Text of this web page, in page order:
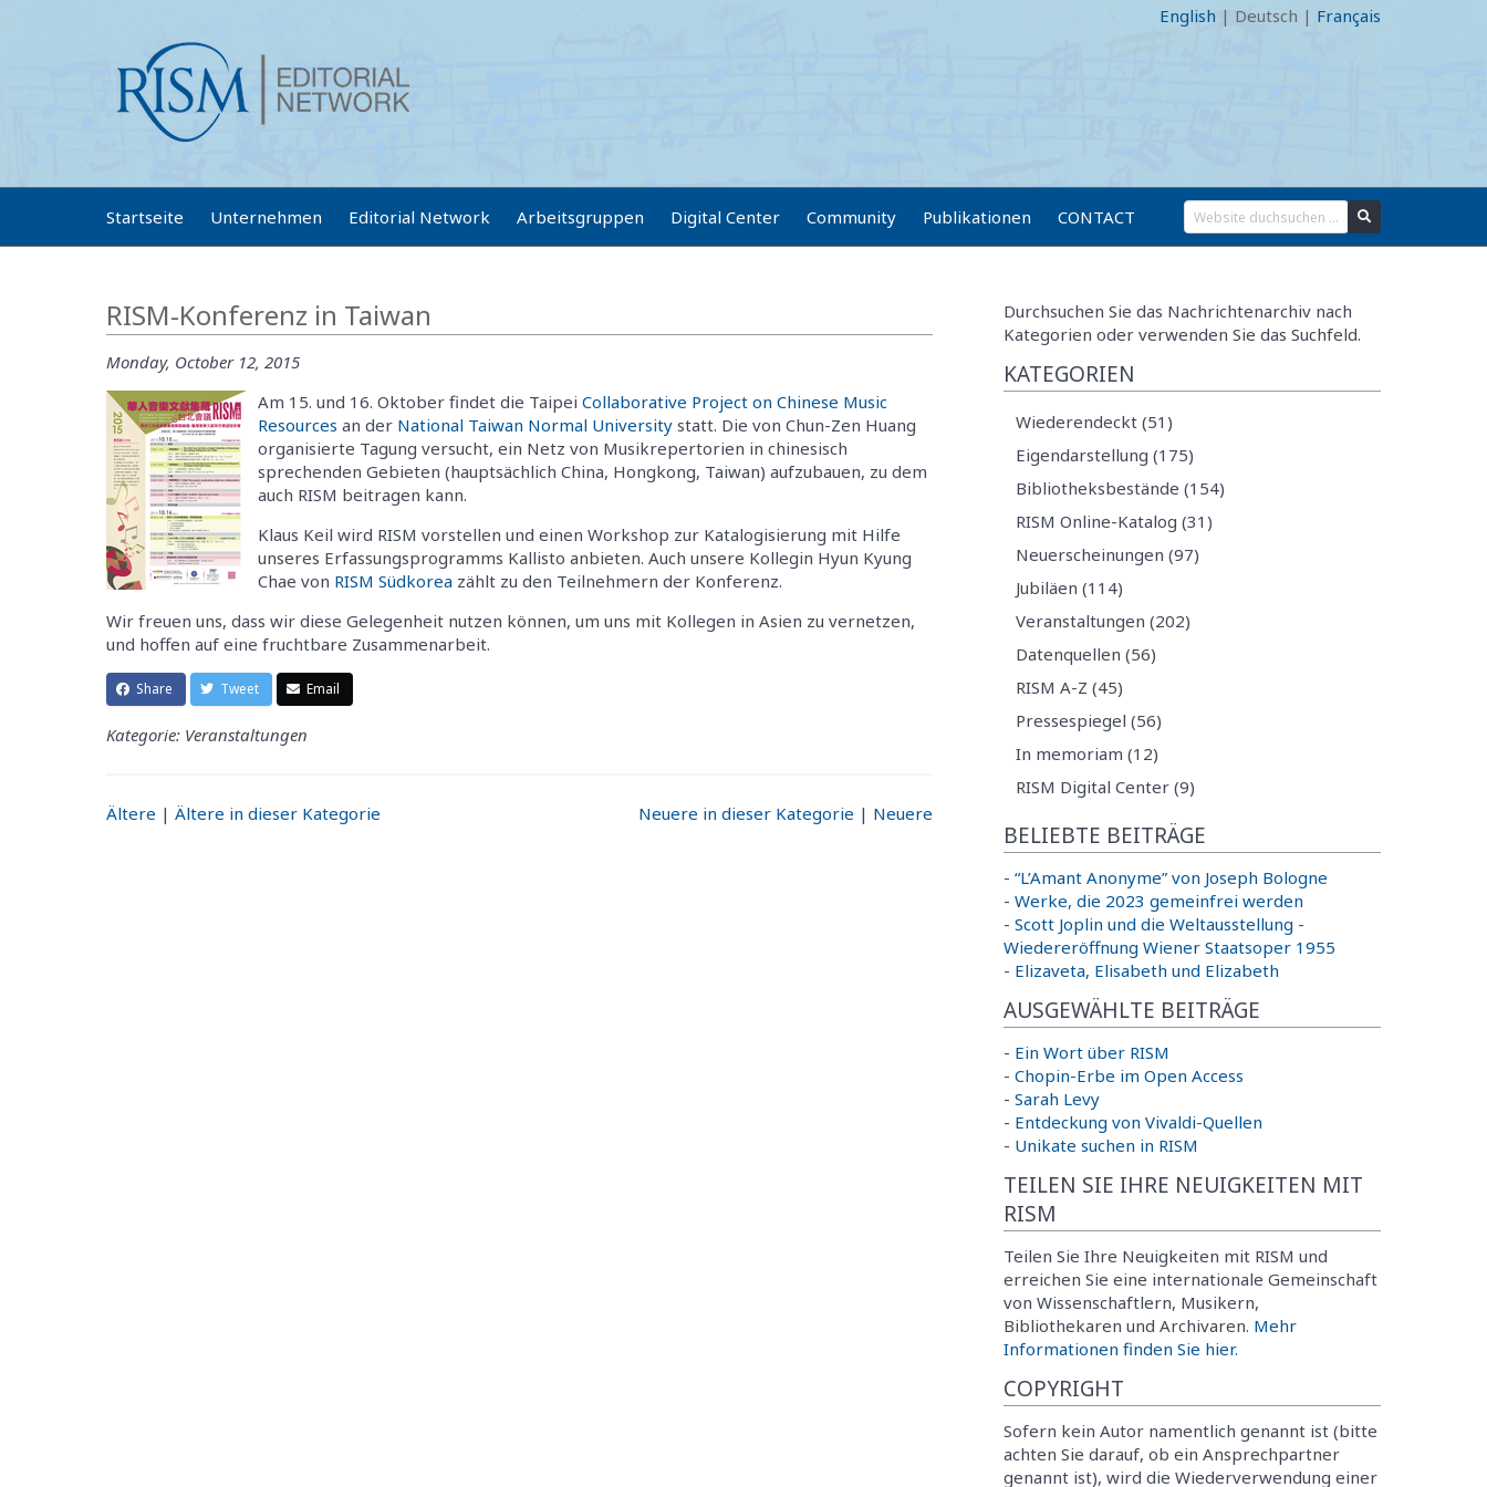
English | Deutsch | Français
Startseite Unternehmen Editorial Network Arbeitsgruppen Digital Center Community Publikationen CONTACT
RISM-Konferenz in Taiwan
Monday, October 12, 2015
Am 15. und 16. Oktober findet die Taipei Collaborative Project on Chinese Music
Resources an der National Taiwan Normal University statt. Die von Chun-Zen Huang
organisierte Tagung versucht, ein Netz von Musikrepertorien in chinesisch
sprechenden Gebieten (hauptsächlich China, Hongkong, Taiwan) aufzubauen, zu dem
auch RISM beitragen kann.
Klaus Keil wird RISM vorstellen und einen Workshop zur Katalogisierung mit Hilfe
unseres Erfassungsprogramms Kallisto anbieten. Auch unsere Kollegin Hyun Kyung
Chae von RISM Südkorea zählt zu den Teilnehmern der Konferenz.
Wir freuen uns, dass wir diese Gelegenheit nutzen können, um uns mit Kollegen in Asien zu vernetzen,
und hoffen auf eine fruchtbare Zusammenarbeit.
Share Tweet Email
Kategorie: Veranstaltungen
Ältere | Ältere in dieser Kategorie Neuere in dieser Kategorie | Neuere
Durchsuchen Sie das Nachrichtenarchiv nach
Kategorien oder verwenden Sie das Suchfeld.
KATEGORIEN
Wiederendeckt (51)
Eigendarstellung (175)
Bibliotheksbestände (154)
RISM Online-Katalog (31)
Neuerscheinungen (97)
Jubiläen (114)
Veranstaltungen (202)
Datenquellen (56)
RISM A-Z (45)
Pressespiegel (56)
In memoriam (12)
RISM Digital Center (9)
BELIEBTE BEITRÄGE
- “L’Amant Anonyme” von Joseph Bologne
- Werke, die 2023 gemeinfrei werden
- Scott Joplin und die Weltausstellung -
Wiedereröffnung Wiener Staatsoper 1955
- Elizaveta, Elisabeth und Elizabeth
AUSGEWÄHLTE BEITRÄGE
- Ein Wort über RISM
- Chopin-Erbe im Open Access
- Sarah Levy
- Entdeckung von Vivaldi-Quellen
- Unikate suchen in RISM
TEILEN SIE IHRE NEUIGKEITEN MIT
RISM
Teilen Sie Ihre Neuigkeiten mit RISM und
erreichen Sie eine internationale Gemeinschaft
von Wissenschaftlern, Musikern,
Bibliothekaren und Archivaren. Mehr
Informationen finden Sie hier.
COPYRIGHT
Sofern kein Autor namentlich genannt ist (bitte
achten Sie darauf, ob ein Ansprechpartner
genannt ist), wird die Wiederverwendung einer